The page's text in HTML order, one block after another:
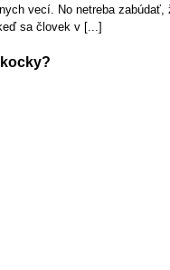
vecí. No netreba zabúdať,
sa človek v [...]